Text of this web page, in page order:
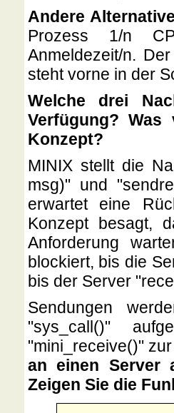
Andere
Prozess 1/n
Anmeldezeit/n.
steht vorne in der
Welche drei
Verfügung?
Konzept?
MINIX stellt die
msg)" und
erwartet eine
Konzept besagt,
Anforderung
blockiert, bis die
bis der Server
Sendungen
"sys_call()"
"mini_receive()"
an einen Server
Zeigen Sie die